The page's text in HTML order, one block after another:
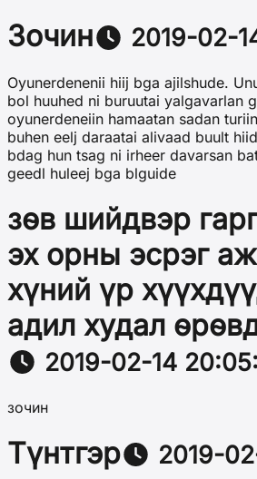
Зочин 2019-02-
Oyunerdenenii hiij bga ajilshude.
bol huuhed ni buruutai yalgavarlan
oyunerdeneiin hamaatan sadan
buhen eelj daraatai alivaad buult
bdag hun tsag ni irheer davarsan
geedl huleej bga blguide
зөв шийдвэр
эх орны эсрэг
хүний үр
адил худал
2019-02-14
зочин
Түнтгэр 2019-